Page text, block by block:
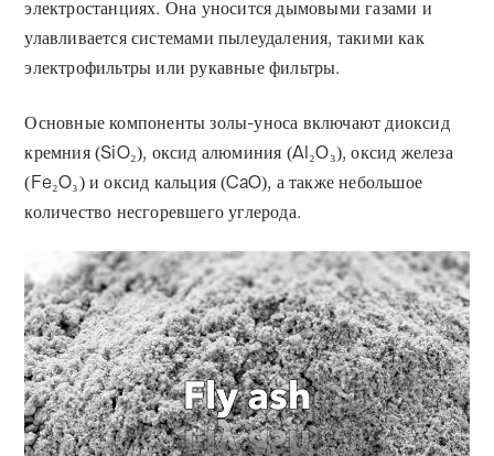
электростанциях. Она уносится дымовыми газами и
улавливается системами пылеудаления, такими как
электрофильтры или рукавные фильтры.
Основные компоненты золы-уноса включают диоксид
кремния (SiO₂), оксид алюминия (Al₂O₃), оксид железа
(Fe₂O₃) и оксид кальция (CaO), а также небольшое
количество несгоревшего углерода.